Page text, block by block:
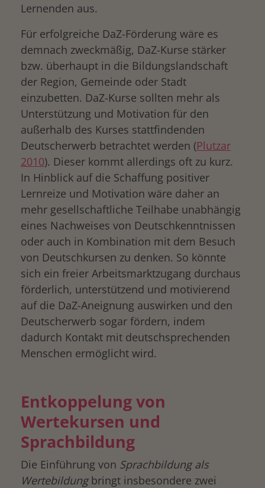
Lernenden aus.
Für erfolgreiche DaZ-Förderung wäre es
demnach zweckmäßig, DaZ-Kurse stärker
bzw. überhaupt in die Bildungslandschaft
der Region, Gemeinde oder Stadt
einzubetten. DaZ-Kurse sollten mehr als
Unterstützung und Motivation für den
außerhalb des Kurses stattfindenden
Deutscherwerb betrachtet werden (Plutzar
2010). Dieser kommt allerdings oft zu kurz.
In Hinblick auf die Schaffung positiver
Lernreize und Motivation wäre daher an
mehr gesellschaftliche Teilhabe unabhängig
eines Nachweises von Deutschkenntnissen
oder auch in Kombination mit dem Besuch
von Deutschkursen zu denken. So könnte
sich ein freier Arbeitsmarktzugang durchaus
förderlich, unterstützend und motivierend
auf die DaZ-Aneignung auswirken und den
Deutscherwerb sogar fördern, indem
dadurch Kontakt mit deutschsprechenden
Menschen ermöglicht wird.
Entkoppelung von
Wertekursen und
Sprachbildung
Die Einführung von Sprachbildung als
Wertebildungbringt insbesondere zwei